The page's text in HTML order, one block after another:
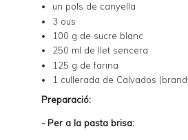
un pols de canyella
3 ous
100 g de sucre blanc
250 ml de llet sencera
125 g de farina
1 cullerada de Calvados
Preparació:
- Per a la pasta brisa: